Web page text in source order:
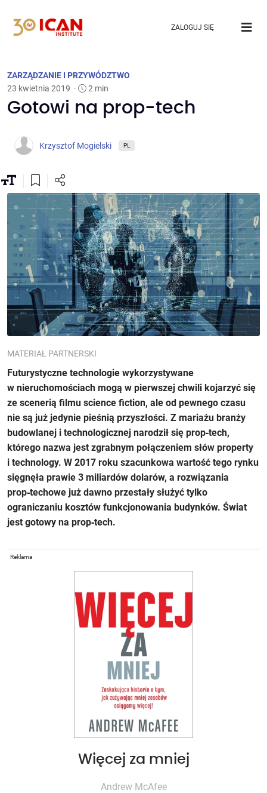
ZALOGUJ SIĘ
ZARZĄDZANIE I PRZYWÓDZTWO
23 kwietnia 2019 · 2 min
Gotowi na prop-tech
Krzysztof Mogielski PL
MATERIAŁ PARTNERSKI
Futurystyczne technologie wykorzystywane
w nieruchomościach mogą w pierwszej chwili kojarzyć się
ze scenerią filmu science fiction, ale od pewnego czasu
nie są już jedynie pieśnią przyszłości. Z mariażu branży
budowlanej i technologicznej narodził się prop‑tech,
którego nazwa jest zgrabnym połączeniem słów property
i technology. W 2017 roku szacunkowa wartość tego rynku
sięgnęła prawie 3 miliardów dolarów, a rozwiązania
prop‑techowe już dawno przestały służyć tylko
ograniczaniu kosztów funkcjonowania budynków. Świat
jest gotowy na prop‑tech.
Reklama
Więcej za mniej
Andrew McAfee